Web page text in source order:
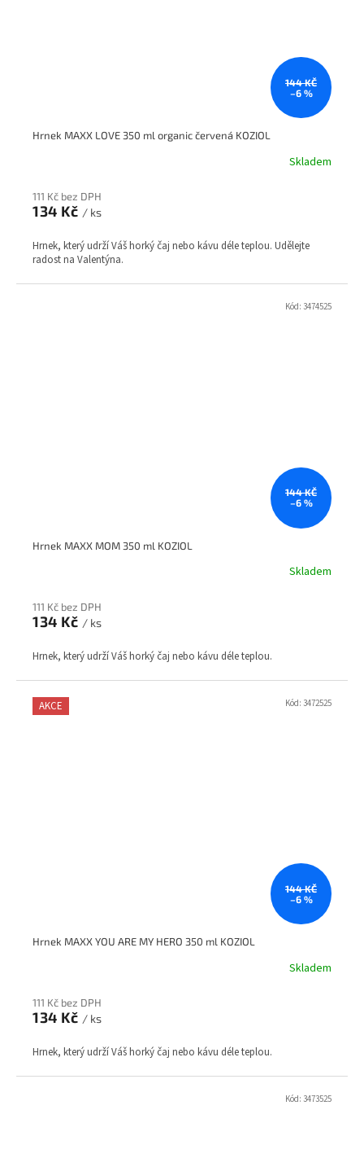
144 KČ
–6 %
Hrnek MAXX LOVE 350 ml organic červená KOZIOL
Skladem
111 Kč bez DPH
134 Kč / ks
Hrnek, který udrží Váš horký čaj nebo kávu déle teplou. Udělejte
radost na Valentýna.
144 KČ
–6 %
Hrnek MAXX MOM 350 ml KOZIOL
Skladem
111 Kč bez DPH
134 Kč / ks
Hrnek, který udrží Váš horký čaj nebo kávu déle teplou.
Kód: 3474525
AKCE
144 KČ
–6 %
Hrnek MAXX YOU ARE MY HERO 350 ml KOZIOL
Skladem
111 Kč bez DPH
134 Kč / ks
Hrnek, který udrží Váš horký čaj nebo kávu déle teplou.
Kód: 3472525
Kód: 3473525